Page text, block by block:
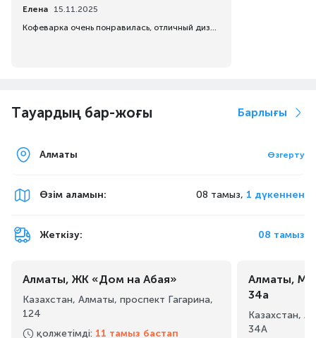
Елена
15.11.2025
Кофеварка очень понравилась, отличный дизайн, варит кофе отлично.
Тауардың бар-жоғы Барлығы
Алматы Өзгерту
Өзім аламын: 08 тамыз, 1 дүкеннен
Жеткізу: 08 тамыз
Алматы, ЖК «Дом на Абая»
Казахстан, Алматы, проспект Гагарина,
124
қолжетімді: 11 тамыз бастап
Алматы,
34а
Казахстан,
34А